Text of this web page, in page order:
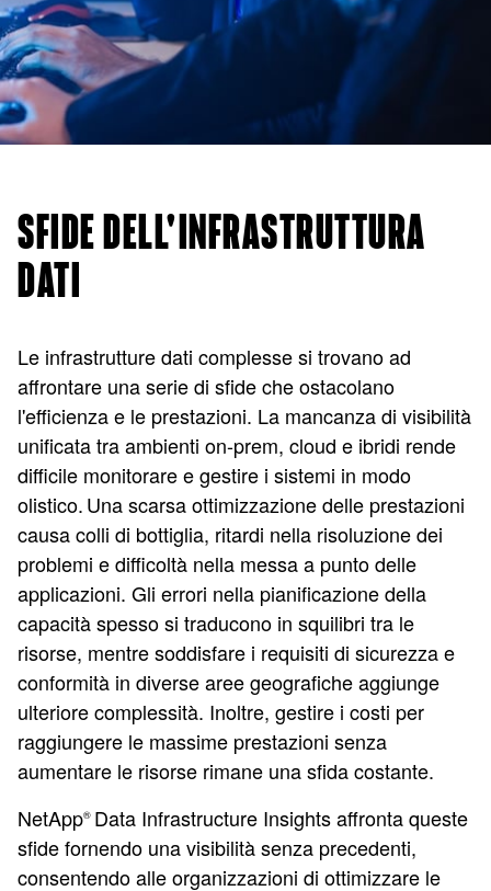
SFIDE DELL'INFRASTRUTTURA
DATI
Le infrastrutture dati complesse si trovano ad
affrontare una serie di sfide che ostacolano
l'efficienza e le prestazioni. La mancanza di visibilità
unificata tra ambienti on-prem, cloud e ibridi rende
difficile monitorare e gestire i sistemi in modo
olistico. Una scarsa ottimizzazione delle prestazioni
causa colli di bottiglia, ritardi nella risoluzione dei
problemi e difficoltà nella messa a punto delle
applicazioni. Gli errori nella pianificazione della
capacità spesso si traducono in squilibri tra le
risorse, mentre soddisfare i requisiti di sicurezza e
conformità in diverse aree geografiche aggiunge
ulteriore complessità. Inoltre, gestire i costi per
raggiungere le massime prestazioni senza
aumentare le risorse rimane una sfida costante.
NetApp® Data Infrastructure Insights affronta queste
sfide fornendo una visibilità senza precedenti,
consentendo alle organizzazioni di ottimizzare le